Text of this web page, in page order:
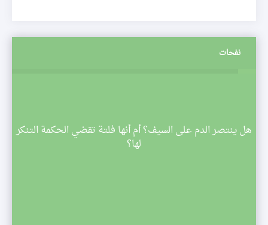
نفحات
هل ينتصر الدم على السيف؟ أم أنها فلتة تقضي الحكمة التنكر
لها؟